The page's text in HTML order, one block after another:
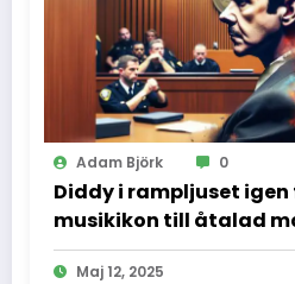
Adam Björk 0
Diddy i rampljuset igen
musikikon till åtalad
dramatisk rättssal
Maj 12, 2025